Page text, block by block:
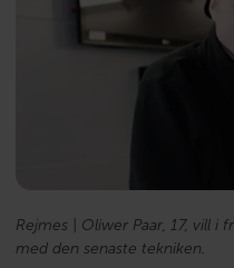
Rejmes | Oliwer Paar, 17, vill
med den senaste tekniken.